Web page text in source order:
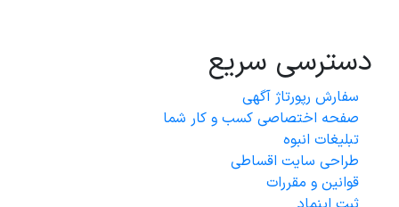
دسترسی سریع
سفارش رپورتاژ آگهی
صفحه اختصاصی کسب و کار شما
تبلیغات انبوه
طراحی سایت اقساطی
قوانین و مقررات